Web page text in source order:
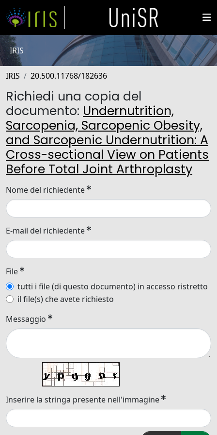
IRIS
IRIS 20.500.11768/182636
Richiedi una copia del
documento: Undernutrition,
Sarcopenia, Sarcopenic Obesity,
and Sarcopenic Undernutrition: A
Cross-sectional View on Patients
Before Total Joint Arthroplasty
Nome del richiedente
E-mail del richiedente
File
tutti i file (di questo documento) in accesso ristretto
il file(s) che avete richiesto
Messaggio
Inserire la stringa presente nell'immagine